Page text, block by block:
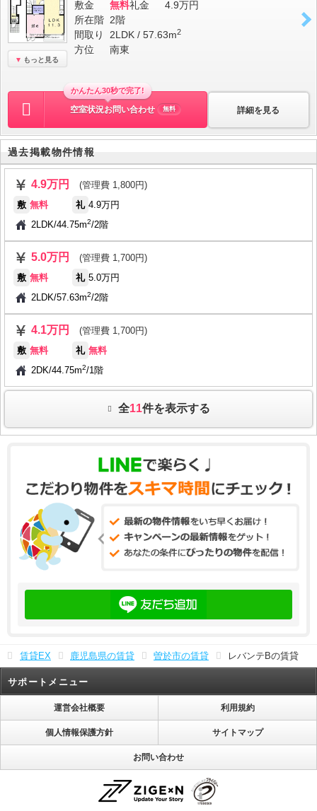
もっと見る
敷金 無料礼金
4.9万円
所在階 2階
間取り
2LDK / 57.63m2
方位 南東
詳細を見る
かんたん30秒で完了!
空室状況お問い合わせ 無料
過去掲載物件情報
4.9万円
(管理費 1,800円)
敷 無料 礼 4.9万円
2LDK/44.75m2/2階
5.0万円
(管理費 1,700円)
敷 無料 礼 5.0万円
2LDK/57.63m2/2階
4.1万円
(管理費 1,700円)
敷 無料 礼 無料
2DK/44.75m2/1階
全11件を表示する
賃貸EX 鹿児島県の賃貸 曽於市の賃貸 レバンテBの賃貸
サポートメニュー
運営会社概要 利用規約
個人情報保護方針 サイトマップ
お問い合わせ